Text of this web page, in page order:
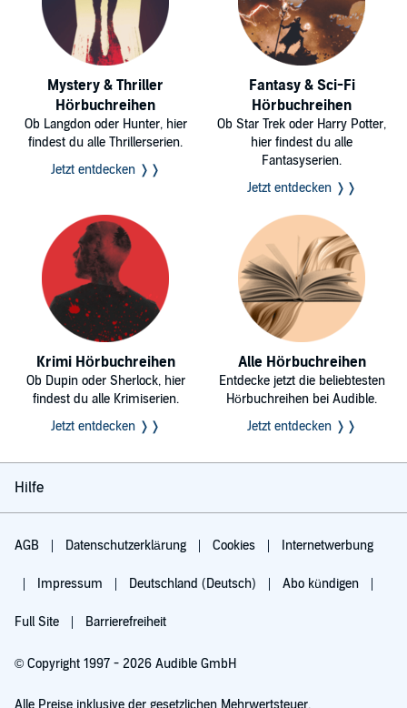
Mystery & Thriller
Hörbuchreihen
Ob Langdon oder Hunter, hier
findest du alle Thrillerserien.
Jetzt entdecken ❭❭
Fantasy & Sci-Fi
Hörbuchreihen
Ob Star Trek oder Harry Potter,
hier findest du alle
Fantasyserien.
Jetzt entdecken ❭❭
Krimi Hörbuchreihen
Ob Dupin oder Sherlock, hier
findest du alle Krimiserien.
Jetzt entdecken ❭❭
Alle Hörbuchreihen
Entdecke jetzt die beliebtesten
Hörbuchreihen bei Audible.
Jetzt entdecken ❭❭
Hilfe
AGB Datenschutzerklärung Cookies Internetwerbung
Impressum Deutschland (Deutsch) Abo kündigen
Full Site Barrierefreiheit
© Copyright 1997 - 2026 Audible GmbH
Alle Preise inklusive der gesetzlichen Mehrwertsteuer.